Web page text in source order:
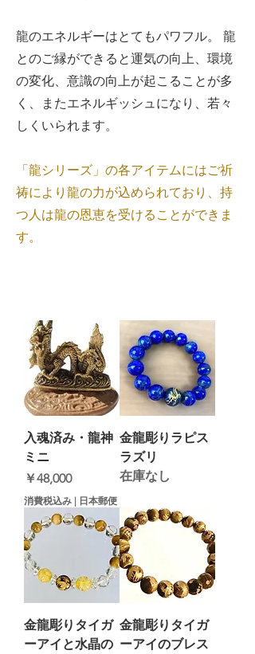
龍のエネルギーはとてもパワフル。 龍
とのご縁ができると運気の向上、環境
の変化、意識の向上が起こることが多
く、またエネルギッシュになり、若々
しくいられます。
「龍シリーズ」の各アイテムにはご祈
祷により龍の力が込められており、持
つ人は龍の恩恵を受けることができま
す。
入魂済み・龍神
ミニ
価格
￥48,000
消費税込み | 日本郵便
金龍彫りラピス
ラズリ
在庫なし
金龍彫りタイガ
ーアイと水晶の
金龍彫りタイガ
ーアイのブレス